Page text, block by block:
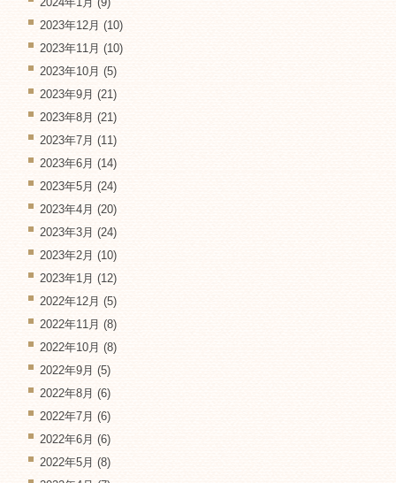
2023年12月 (10)
2023年11月 (10)
2023年10月 (5)
2023年9月 (21)
2023年8月 (21)
2023年7月 (11)
2023年6月 (14)
2023年5月 (24)
2023年4月 (20)
2023年3月 (24)
2023年2月 (10)
2023年1月 (12)
2022年12月 (5)
2022年11月 (8)
2022年10月 (8)
2022年9月 (5)
2022年8月 (6)
2022年7月 (6)
2022年6月 (6)
2022年5月 (8)